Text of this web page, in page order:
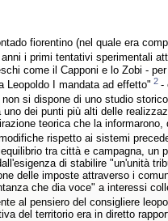
fiorentino (nel quale era
i primi tentativi sperimentali
come il Capponi e lo Zobi -
Leopoldo I mandata ad effetto" 2 -
si dispone di uno studio
dei punti più alti delle
teorica che la
rispetto ai sistemi
tra città e campagna,
di stabilire "un'unità
delle imposte attraverso i
che dia voce" a interessi
al pensiero del consigliere
del territorio era in diretto